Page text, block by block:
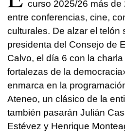
curso 2025/26 más de
entre conferencias, cine,
culturales. De alzar el telón
presidenta del Consejo de
Calvo, el día 6 con la
fortalezas de la
enmarca en la
Ateneo, un clásico de la
también pasarán Julián
Estévez y Henrique